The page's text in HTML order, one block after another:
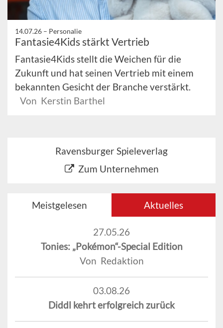
14.07.26 – Personalie
Fantasie4Kids stärkt Vertrieb
Fantasie4Kids stellt die Weichen für die
Zukunft und hat seinen Vertrieb mit einem
bekannten Gesicht der Branche verstärkt.
Von Kerstin Barthel
Ravensburger Spieleverlag
Zum Unternehmen
Meistgelesen Aktuelles
27.05.26
Tonies: „Pokémon“-Special Edition
Von Redaktion
03.08.26
Diddl kehrt erfolgreich zurück